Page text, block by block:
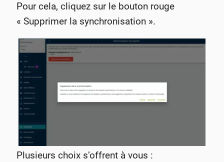
Pour cela, cliquez sur le bouton rouge
« Supprimer la synchronisation ».
Plusieurs choix s’offrent à vous :